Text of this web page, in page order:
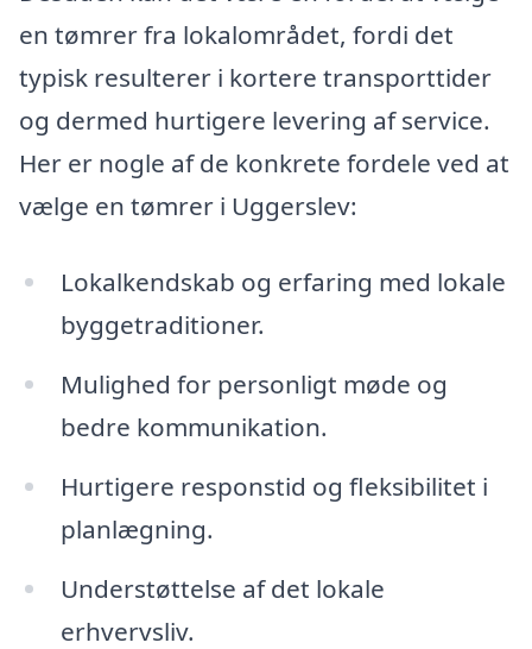
en tømrer fra lokalområdet, fordi det
typisk resulterer i kortere transporttider
og dermed hurtigere levering af service.
Her er nogle af de konkrete fordele ved at
vælge en tømrer i Uggerslev:
Lokalkendskab og erfaring med lokale
byggetraditioner.
Mulighed for personligt møde og
bedre kommunikation.
Hurtigere responstid og fleksibilitet i
planlægning.
Understøttelse af det lokale
erhvervsliv.